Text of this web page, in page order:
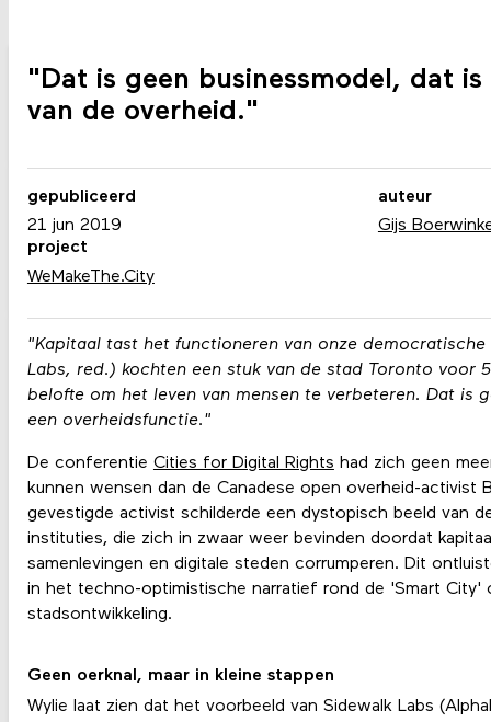
"Dat is geen businessmodel, dat
van de overheid."
"Kapitaal tast het functioneren van onze
Labs, red.) kochten een stuk van de stad Toronto voor
belofte om het leven van mensen te verbeteren. Dat is
een overheidsfunctie."
De conferentie Cities for Digital Rights had zich geen
kunnen wensen dan de Canadese open overheid-activist
gevestigde activist schilderde een dystopisch beeld van
instituties, die zich in zwaar weer bevinden doordat
samenlevingen en digitale steden corrumperen. Dit
in het techno-optimistische narratief rond de 'Smart City'
stadsontwikkeling.
Geen oerknal, maar in kleine stappen
Wylie laat zien dat het voorbeeld van Sidewalk Labs
gepubliceerd
21 jun 2019
auteur
Gijs
project
WeMakeThe.City